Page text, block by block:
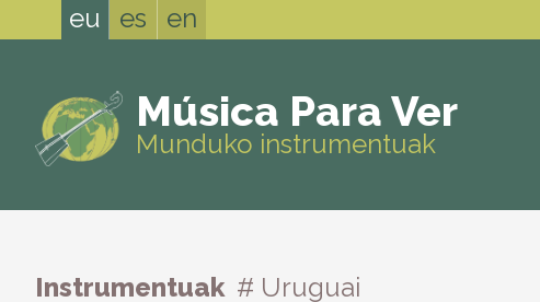
eu es en
Música Para Ver
Munduko instrumentuak
Instrumentuak # Uruguai